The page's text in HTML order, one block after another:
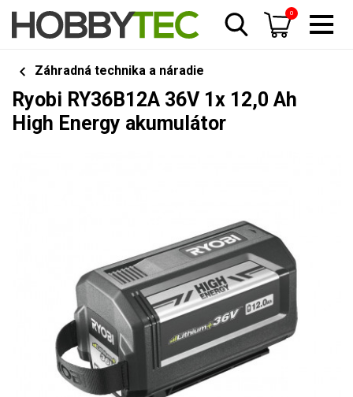
0
Záhradná technika a náradie
Ryobi RY36B12A 36V 1x 12,0 Ah
High Energy akumulátor